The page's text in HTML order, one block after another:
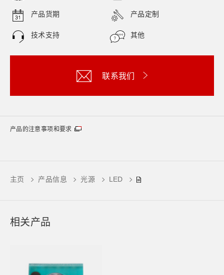
产品货期 产品定制
技术支持 其他
联系我们
产品的注意事项和要求
主页 产品信息 光源 LED
相关产品